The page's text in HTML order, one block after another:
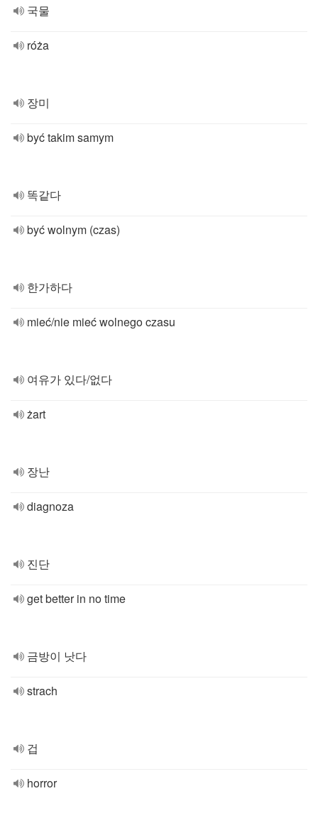
국물
róża
장미
być takim samym
똑같다
być wolnym (czas)
한가하다
mieć/nie mieć wolnego czasu
여유가 있다/없다
żart
장난
diagnoza
진단
get better in no time
금방이 낫다
strach
겁
horror